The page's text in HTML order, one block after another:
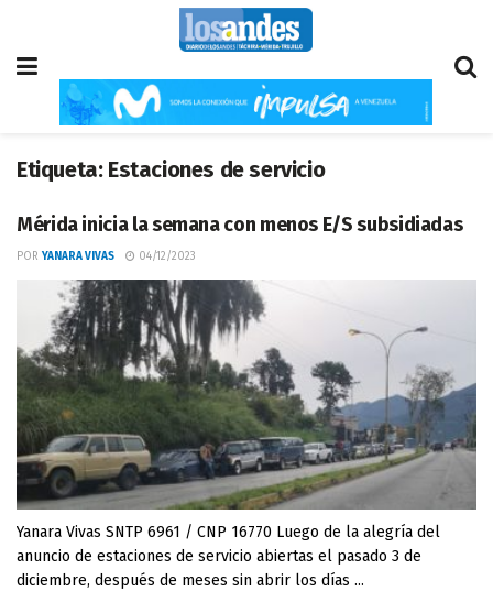
Etiqueta: Estaciones de servicio
Mérida inicia la semana con menos E/S subsidiadas
POR YANARA VIVAS 04/12/2023
Yanara Vivas SNTP 6961 / CNP 16770 Luego de la alegría del
anuncio de estaciones de servicio abiertas el pasado 3 de
diciembre, después de meses sin abrir los días ...